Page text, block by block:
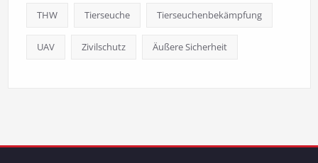
THW Tierseuche Tierseuchenbekämpfung
UAV Zivilschutz Äußere Sicherheit